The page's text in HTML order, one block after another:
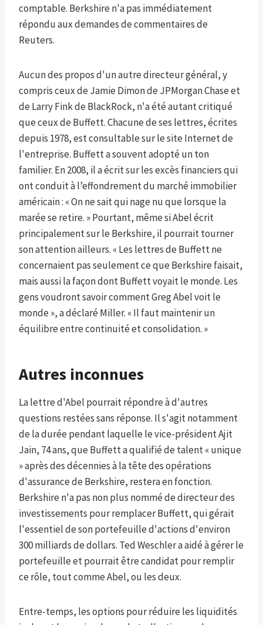
comptable. Berkshire n'a pas immédiatement
répondu aux demandes de commentaires de
Reuters.
Aucun des propos d'un autre directeur général, y
compris ceux de Jamie Dimon de JPMorgan Chase et
de Larry Fink de BlackRock, n'a été autant critiqué
que ceux de Buffett. Chacune de ses lettres, écrites
depuis 1978, est consultable sur le site Internet de
l'entreprise. Buffett a souvent adopté un ton
familier. En 2008, il a écrit sur les excès financiers qui
ont conduit à l’effondrement du marché immobilier
américain : « On ne sait qui nage nu que lorsque la
marée se retire. » Pourtant, même si Abel écrit
principalement sur le Berkshire, il pourrait tourner
son attention ailleurs. « Les lettres de Buffett ne
concernaient pas seulement ce que Berkshire faisait,
mais aussi la façon dont Buffett voyait le monde. Les
gens voudront savoir comment Greg Abel voit le
monde », a déclaré Miller. « Il faut maintenir un
équilibre entre continuité et consolidation. »
Autres inconnues
La lettre d'Abel pourrait répondre à d'autres
questions restées sans réponse. Il s'agit notamment
de la durée pendant laquelle le vice-président Ajit
Jain, 74 ans, que Buffett a qualifié de talent « unique
» après des décennies à la tête des opérations
d'assurance de Berkshire, restera en fonction.
Berkshire n'a pas non plus nommé de directeur des
investissements pour remplacer Buffett, qui gérait
l'essentiel de son portefeuille d'actions d'environ
300 milliards de dollars. Ted Weschler a aidé à gérer le
portefeuille et pourrait être candidat pour remplir
ce rôle, tout comme Abel, ou les deux.
Entre-temps, les options pour réduire les liquidités